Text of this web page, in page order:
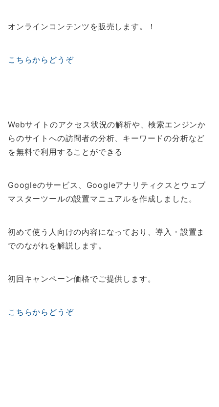
オンラインコンテンツを販売します。！
こちらからどうぞ
Webサイトのアクセス状況の解析や、検索エンジンか
らのサイトへの訪問者の分析、キーワードの分析など
を無料で利用することができる
Googleのサービス、Googleアナリティクスとウェブ
マスターツールの設置マニュアルを作成しました。
初めて使う人向けの内容になっており、導入・設置ま
でのながれを解説します。
初回キャンペーン価格でご提供します。
こちらからどうぞ